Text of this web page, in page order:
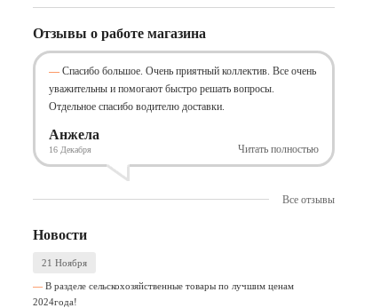
Отзывы о работе магазина
Спасибо большое. Очень приятный коллектив. Все очень
уважительны и помогают быстро решать вопросы.
Отдельное спасибо водителю доставки.
Анжела
16 Декабря Читать полностью
Все отзывы
Новости
21 Ноября
В разделе сельскохозяйственные товары по лучшим ценам
2024года!